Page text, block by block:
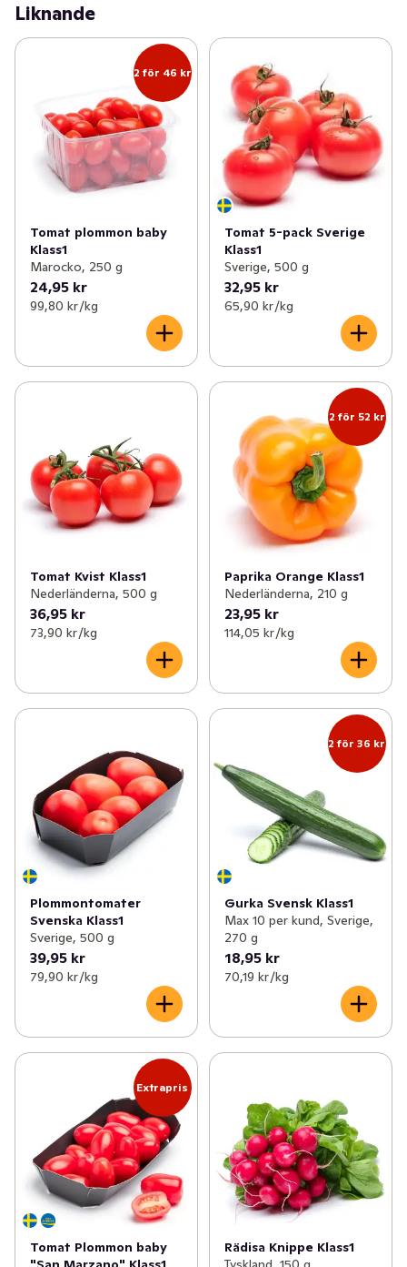
Liknande
2 för 46 kr
Tomat plommon baby
Klass1
Marocko, 250 g
24,95 kr
99,80 kr /kg
Tomat 5-pack Sverige
Klass1
Sverige, 500 g
32,95 kr
65,90 kr /kg
Tomat Kvist Klass1
Nederländerna, 500 g
36,95 kr
73,90 kr /kg
2 för 52 kr
Paprika Orange Klass1
Nederländerna, 210 g
23,95 kr
114,05 kr /kg
Plommontomater
Svenska Klass1
Sverige, 500 g
39,95 kr
79,90 kr /kg
2 för 36 kr
Gurka Svensk Klass1
Max 10 per kund, Sverige,
270 g
18,95 kr
70,19 kr /kg
Extrapris
Tomat Plommon baby
Rädisa Knippe Klass1